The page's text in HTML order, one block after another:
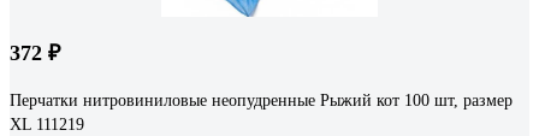
372 ₽
Перчатки нитровиниловые неопудренные Рыжий кот 100 шт, размер
XL 111219